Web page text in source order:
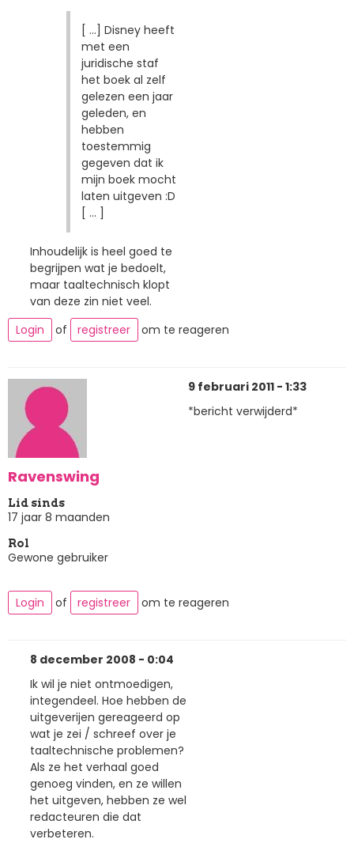
[ ...] Disney heeft
met een
juridische staf
het boek al zelf
gelezen een jaar
geleden, en
hebben
toestemmig
gegeven dat ik
mijn boek mocht
laten uitgeven :D
[ ... ]
Inhoudelijk is heel goed te
begrijpen wat je bedoelt,
maar taaltechnisch klopt
van deze zin niet veel.
Login
of registreer om te reageren
Ravenswing
Lid sinds
17 jaar 8 maanden
Rol
Gewone gebruiker
9 februari 2011 - 1:33
*bericht verwijderd*
Login of registreer om te reageren
8 december 2008 - 0:04
Ik wil je niet ontmoedigen,
integendeel. Hoe hebben de
uitgeverijen gereageerd op
wat je zei / schreef over je
taaltechnische problemen?
Als ze het verhaal goed
genoeg vinden, en ze willen
het uitgeven, hebben ze wel
redacteuren die dat
verbeteren.